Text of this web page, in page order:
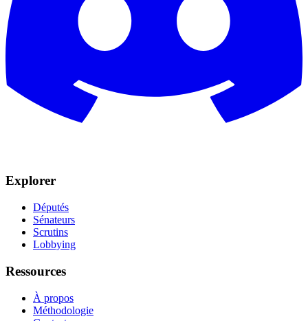
Explorer
Députés
Sénateurs
Scrutins
Lobbying
Ressources
À propos
Méthodologie